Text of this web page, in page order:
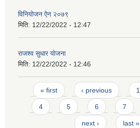
विनियोजन ऐन २०७९
मिति: 12/22/2022 - 12:47
राजश्व सुधार योजना
मिति: 12/22/2022 - 12:46
Pages
« first ‹ previous 1
4 5 6 7
next › last »